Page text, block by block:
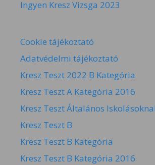
Ingyen Kresz Vizsga 2023
Cookie tájékoztató
Adatvédelmi tájékoztató
Kresz Teszt 2022 B Kategória
Kresz Teszt A Kategória 2016
Kresz Teszt Általános
Kresz Teszt B
Kresz Teszt B Kategória
Kresz Teszt B Kategória 2016